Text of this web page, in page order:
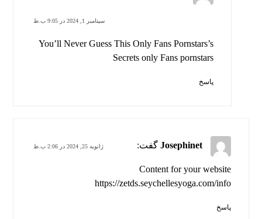
سپتامبر 1, 2024 در 9:05 ب.ظ
You’ll Never Guess This Only Fans Pornstars’s
Secrets only Fans pornstars
پاسخ
Josephinet گفت: ژانویه 25, 2024 در 2:06 ب.ظ
Content for your website
https://zetds.seychellesyoga.com/info
پاسخ